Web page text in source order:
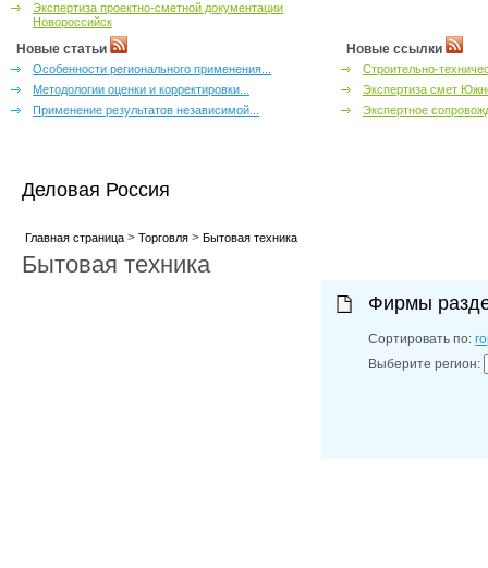
Экспертиза проектно-сметной документации
Новороссийск
Новые статьи
Особенности регионального применения...
Методологии оценки и корректировки...
Применение результатов независимой...
Новые ссылки
Строительно-
Экспертиза смет
Экспертное
Деловая Россия
Главная страница> Торговля> Бытовая техника
Бытовая техника
Фирмы
Сортировать по:
Выберите регион: